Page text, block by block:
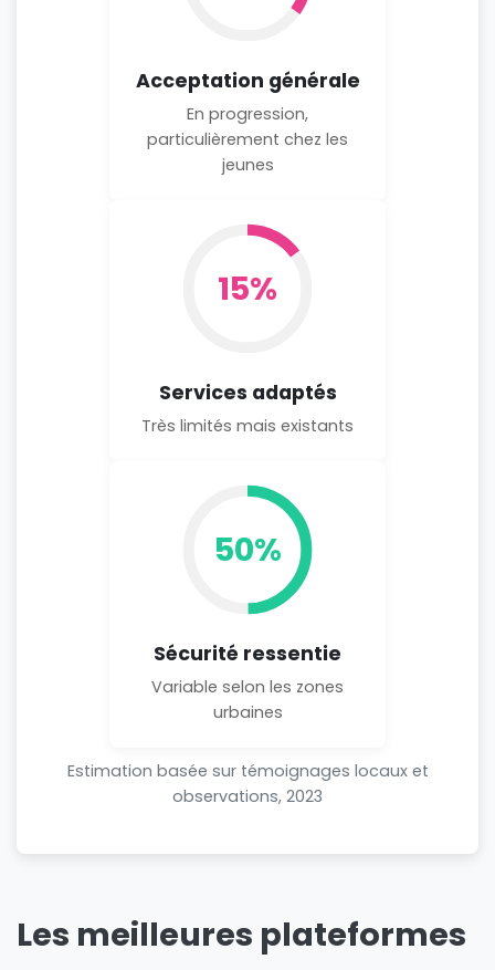
Acceptation générale
En progression,
particulièrement chez les
jeunes
15%
Services adaptés
Très limités mais existants
50%
Sécurité ressentie
Variable selon les zones
urbaines
Estimation basée sur témoignages locaux et
observations, 2023
Les meilleures plateformes